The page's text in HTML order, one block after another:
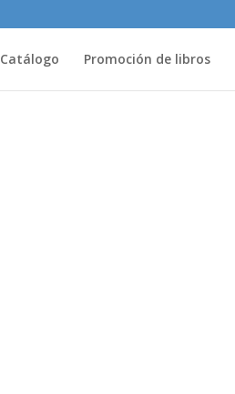
Catálogo Promoción de libros